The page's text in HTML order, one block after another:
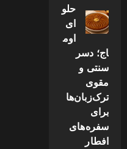
حلو
ای
اوم
اج؛ دسر
سنتی و
مقوی
ترک‌زبان‌ها
برای
سفره‌های
افطار